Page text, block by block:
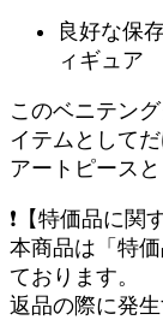
良好な保
ィギュア
このベニテン
イテムとして
アートピースと
❗【特価品に関
本商品は「特
ております。
返品の際に発